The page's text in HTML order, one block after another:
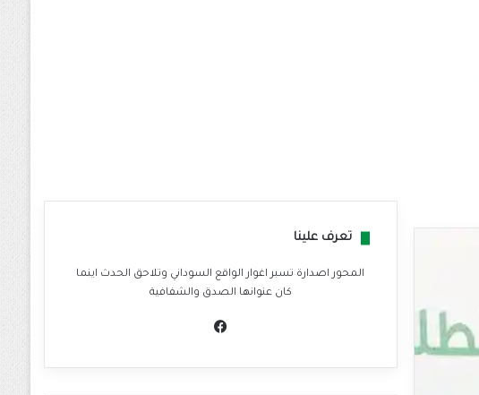
تعرف علينا
المحور اصدارة تسبر اغوار الواقع السوداني وتلاحق الحدث اينما
كان عنوانها الصدق والشفافية
وك